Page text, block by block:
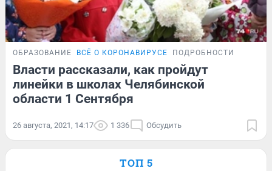
ОБРАЗОВАНИЕ ВСЁ О КОРОНАВИРУСЕ ПОДРОБНОСТИ
Власти рассказали, как пройдут
линейки в школах Челябинской
области 1 Сентября
26 августа, 2021, 14:17 1 336 Обсудить
ТОП 5